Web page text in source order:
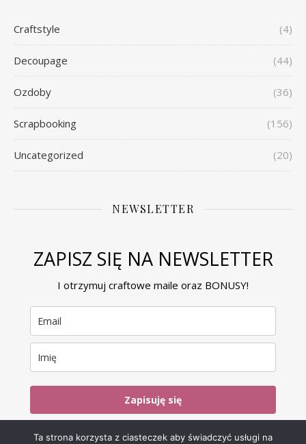
Craftstyle (4)
Decoupage (44)
Ozdoby (36)
Scrapbooking (156)
Uncategorized (20)
NEWSLETTER
ZAPISZ SIĘ NA NEWSLETTER
I otrzymuj craftowe maile oraz BONUSY!
Zapisuję się
Ta strona korzysta z ciasteczek aby świadczyć usługi na